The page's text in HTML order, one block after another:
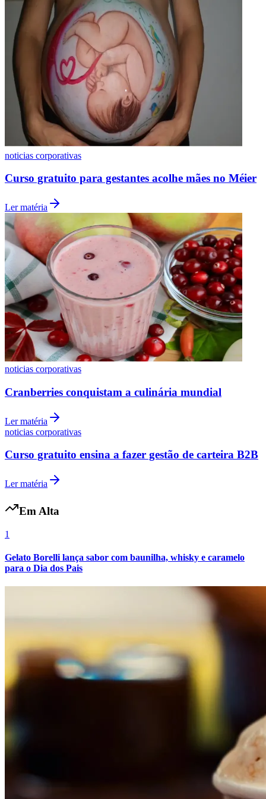
Botafogo
noticias corporativas
Curso gratuito para gestantes acolhe mães no Méier
Ler matéria
noticias corporativas
Cranberries conquistam a culinária mundial
Ler matéria
noticias corporativas
Curso gratuito ensina a fazer gestão de carteira B2B
Ler matéria
Em Alta
1
Gelato Borelli lança sabor com baunilha, whisky e caramelo
para o Dia dos Pais